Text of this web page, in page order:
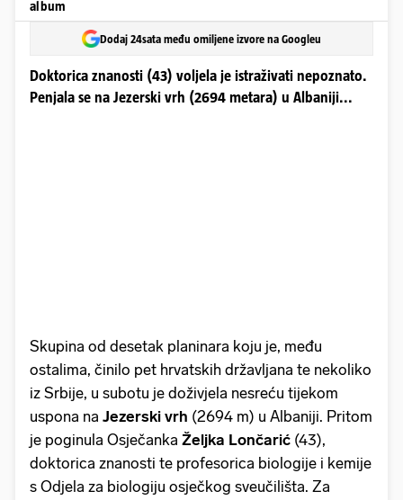
album
Dodaj 24sata među omiljene izvore na Googleu
Doktorica znanosti (43) voljela je istraživati nepoznato.
Penjala se na Jezerski vrh (2694 metara) u Albaniji...
Skupina od desetak planinara koju je, među
ostalima, činilo pet hrvatskih državljana te nekoliko
iz Srbije, u subotu je doživjela nesreću tijekom
uspona na Jezerski vrh (2694 m) u Albaniji. Pritom
je poginula Osječanka Željka Lončarić (43),
doktorica znanosti te profesorica biologije i kemije
s Odjela za biologiju osječkog sveučilišta. Za